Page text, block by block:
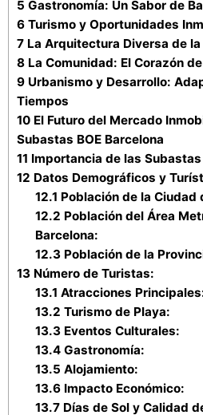
5 Gastronomía: Un Sabor de
6 Turismo y Oportunidades
7 La Arquitectura Diversa de
8 La Comunidad: El Corazón
9 Urbanismo y Desarrollo:
Tiempos
10 El Futuro del Mercado
Subastas BOE Barcelona
11 Importancia de las Subastas
12 Datos Demográficos y
12.1 Población de la Ciudad
12.2 Población del Área
Barcelona:
12.3Población de la
13 Número de Turistas:
13.1 Atracciones
13.2 Turismo de Playa:
13.3Eventos Culturales:
13.4Gastronomía:
13.5 Alojamiento:
13.6Impacto Económico:
13.7Días de Sol y Calidad